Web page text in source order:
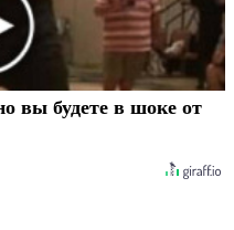
вы будете в шоке от